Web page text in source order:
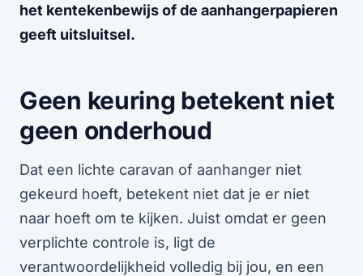
het kentekenbewijs of de aanhangerpapieren
geeft uitsluitsel.
Geen keuring betekent niet
geen onderhoud
Dat een lichte caravan of aanhanger niet
gekeurd hoeft, betekent niet dat je er niet
naar hoeft om te kijken. Juist omdat er geen
verplichte controle is, ligt de
verantwoordelijkheid volledig bij jou, en een